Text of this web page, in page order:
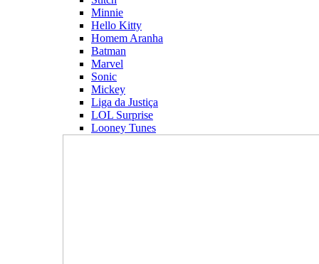
Minnie
Hello Kitty
Homem Aranha
Batman
Marvel
Sonic
Mickey
Liga da Justiça
LOL Surprise
Looney Tunes